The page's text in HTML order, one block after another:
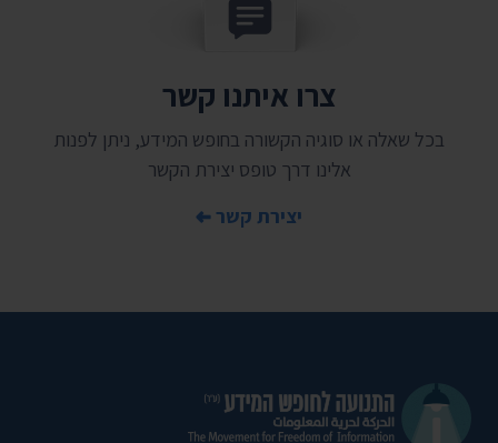
צרו איתנו קשר
בכל שאלה או סוגיה הקשורה בחופש המידע, ניתן לפנות
אלינו דרך טופס יצירת הקשר
יצירת קשר